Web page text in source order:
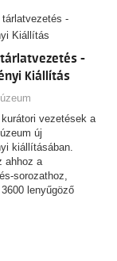
-
Kiállítás
vezetések a
új
kiállításában.
ahhoz a
sorozathoz,
lenyűgöző